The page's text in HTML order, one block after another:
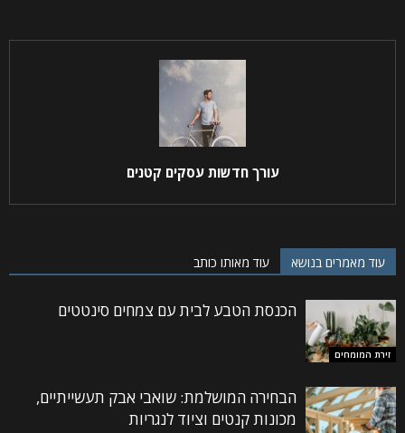
עורך חדשות עסקים קטנים
עוד מאמרים בנושא עוד מאותו כותב
זירת המומחים
הכנסת הטבע לבית עם צמחים סינטטים
הבחירה המושלמת: שואבי אבק תעשייתיים,
מכונות קנטים וציוד לנגריות